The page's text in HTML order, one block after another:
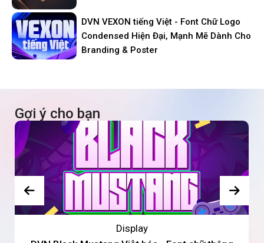
DVN VEXON tiếng Việt - Font Chữ Logo
Condensed Hiện Đại, Mạnh Mẽ Dành Cho
Branding & Poster
Gợi ý cho bạn
Display